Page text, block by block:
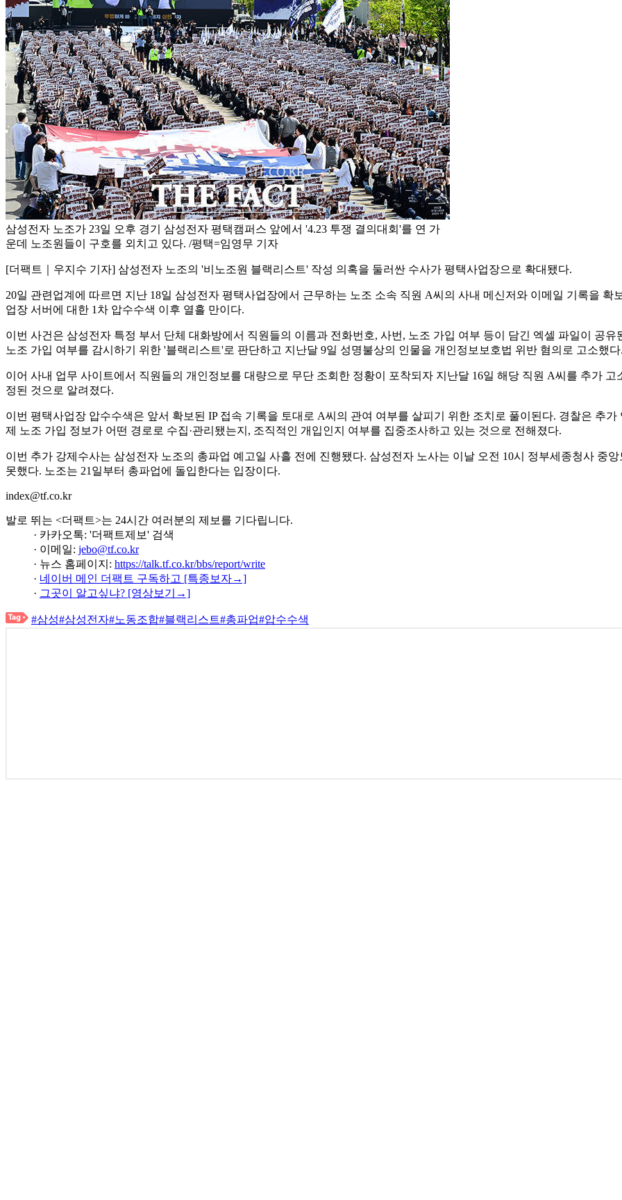
삼성전자 노조가 23일 오후 경기 삼성전자 평택캠퍼스 앞에서 '4.23 투쟁 결의대회'를 연 가
운데 노조원들이 구호를 외치고 있다. /평택=임영무 기자
[더팩트｜우지수 기자] 삼성전자 노조의 '비노조원 블랙리스트' 작성 의혹을 둘러싼 수사가 평택사업장으로 확대됐다.
20일 관련업계에 따르면 지난 18일 삼성전자 평택사업장에서 근무하는 노조 소속 직원 A씨의 사내 메신저와 이메일 기록을
업장 서버에 대한 1차 압수수색 이후 열흘 만이다.
이번 사건은 삼성전자 특정 부서 단체 대화방에서 직원들의 이름과 전화번호, 사번, 노조 가입 여부 등이 담긴 엑셀 파일이 공
노조 가입 여부를 감시하기 위한 '블랙리스트'로 판단하고 지난달 9일 성명불상의 인물을 개인정보보호법 위반 혐의로 고소했
이어 사내 업무 사이트에서 직원들의 개인정보를 대량으로 무단 조회한 정황이 포착되자 지난달 16일 해당 직원 A씨를 추가
정된 것으로 알려졌다.
이번 평택사업장 압수수색은 앞서 확보된 IP 접속 기록을 토대로 A씨의 관여 여부를 살피기 위한 조치로 풀이된다. 경찰은 추
제 노조 가입 정보가 어떤 경로로 수집·관리됐는지, 조직적인 개입인지 여부를 집중조사하고 있는 것으로 전해졌다.
이번 추가 강제수사는 삼성전자 노조의 총파업 예고일 사흘 전에 진행됐다. 삼성전자 노사는 이날 오전 10시 정부세종청사 중
못했다. 노조는 21일부터 총파업에 돌입한다는 입장이다.
index@tf.co.kr
발로 뛰는 <더팩트>는 24시간 여러분의 제보를 기다립니다.
· 카카오톡: '더팩트제보' 검색
· 이메일: jebo@tf.co.kr
· 뉴스 홈페이지: https://talk.tf.co.kr/bbs/report/write
· 네이버 메인 더팩트 구독하고 [특종보자→]
· 그곳이 알고싶냐? [영상보기→]
#삼성#삼성전자#노동조합#블랙리스트#총파업#압수수색